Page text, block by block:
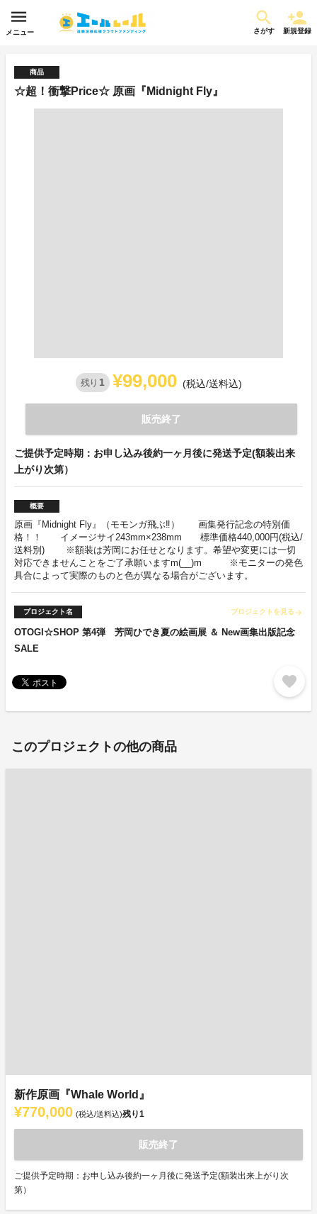
メニュー さがす 新規登録
商品
☆超！衝撃Price☆ 原画『Midnight Fly』
残り 1 ¥99,000 (税込/送料込)
販売終了
ご提供予定時期：お申し込み後約一ヶ月後に発送予定(額装出来
上がり次第）
概要
原画『Midnight Fly』（モモンガ飛ぶ‼） 画集発行記念の特別価
格！！ イメージサイ243mm×238mm 標準価格440,000円(税込/
送料別) ※額装は芳岡にお任せとなります。希望や変更には一切
対応できませんことをご了承願いますm(__)m ※モニターの発色
具合によって実際のものと色が異なる場合がございます。
プロジェクト名 プロジェクトを見る arrow_forward
OTOGI☆SHOP 第4弾 芳岡ひでき夏の絵画展 ＆ New画集出版記念
SALE
favorite
このプロジェクトの他の商品
新作原画『Whale World』
¥770,000 (税込/送料込)残り1
販売終了
ご提供予定時期：お申し込み後約一ヶ月後に発送予定(額装出来上がり次
第）